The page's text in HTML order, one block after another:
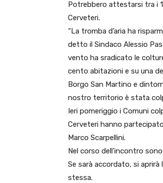
Potrebbero attestarsi tra i
Cerveteri.
“La tromba d’aria ha
detto il Sindaco Alessio
vento ha sradicato le
cento abitazioni e su una
Borgo San Martino e
nostro territorio è stata
Ieri pomeriggio i Comuni
Cerveteri hanno
Marco Scarpellini.
Nel corso dell’incontro
Se sarà accordato, si
stessa.